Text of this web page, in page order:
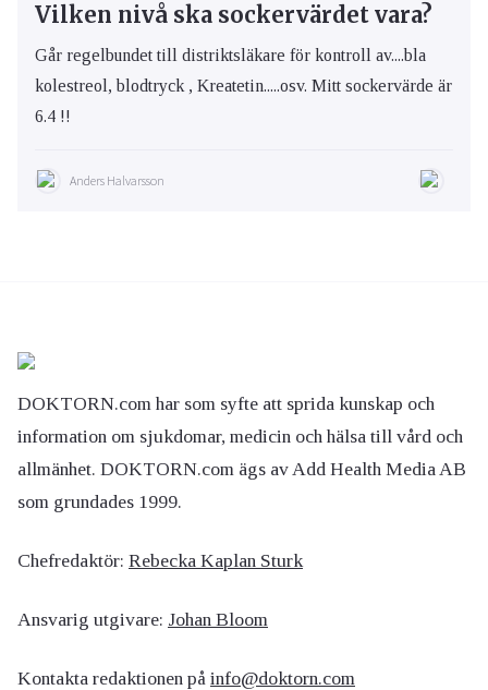
Vilken nivå ska sockervärdet vara?
Går regelbundet till distriktsläkare för kontroll av....bla
kolestreol, blodtryck , Kreatetin.....osv. Mitt sockervärde är
6.4 !!
Anders Halvarsson
DOKTORN.com har som syfte att sprida kunskap och
information om sjukdomar, medicin och hälsa till vård och
allmänhet. DOKTORN.com ägs av Add Health Media AB
som grundades 1999.
Chefredaktör: Rebecka Kaplan Sturk
Ansvarig utgivare: Johan Bloom
Kontakta redaktionen på info@doktorn.com